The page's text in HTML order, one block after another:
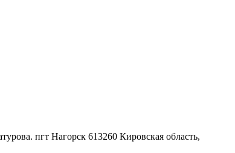
пгт Нагорск 613260 Кировская область,